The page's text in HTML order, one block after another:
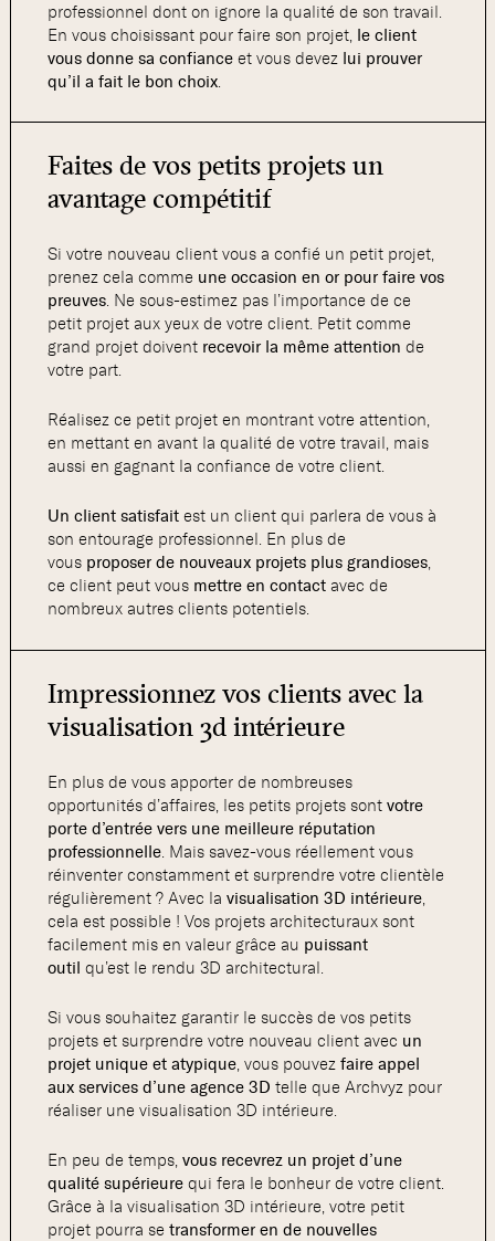
professionnel dont on ignore la qualité de son travail.
En vous choisissant pour faire son projet, le client
vous donne sa confiance et vous devez lui prouver
qu’il a fait le bon choix.
Faites de vos petits projets un
avantage compétitif
Si votre nouveau client vous a confié un petit projet,
prenez cela comme une occasion en or pour faire vos
preuves. Ne sous-estimez pas l’importance de ce
petit projet aux yeux de votre client. Petit comme
grand projet doivent recevoir la même attention de
votre part.
Réalisez ce petit projet en montrant votre attention,
en mettant en avant la qualité de votre travail, mais
aussi en gagnant la confiance de votre client.
Un client satisfait est un client qui parlera de vous à
son entourage professionnel. En plus de
vous proposer de nouveaux projets plus grandioses,
ce client peut vous mettre en contact avec de
nombreux autres clients potentiels.
Impressionnez vos clients avec la
visualisation 3d intérieure
En plus de vous apporter de nombreuses
opportunités d’affaires, les petits projets sontvotre
porte d’entrée vers une meilleure réputation
professionnelle. Mais savez-vous réellement vous
réinventer constamment et surprendre votre clientèle
régulièrement ? Avec lavisualisation 3D intérieure,
cela est possible ! Vos projets architecturaux sont
facilement mis en valeur grâce au puissant
outil qu’est le rendu 3D architectural.
Si vous souhaitez garantir le succès de vos petits
projets et surprendre votre nouveau client avec un
projet unique et atypique, vous pouvezfaire appel
aux services d’une agence 3D telle que Archvyz pour
réaliser une visualisation 3D intérieure.
En peu de temps,vous recevrez un projet d’une
qualité supérieure qui fera le bonheur de votre client.
Grâce à la visualisation 3D intérieure, votre petit
projet pourra setransformer en de nouvelles